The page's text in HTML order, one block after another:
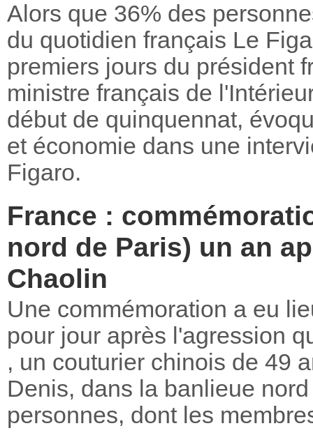
Alors que 36% des
du quotidien français Le
premiers jours du président
ministre français de
début de quinquennat,
et économie dans une
Figaro.
France :
nord de Paris) un an
Chaolin
Une commémoration a eu
pour jour après l'agression
, un couturier chinois de 49
Denis, dans la banlieue
personnes, dont les